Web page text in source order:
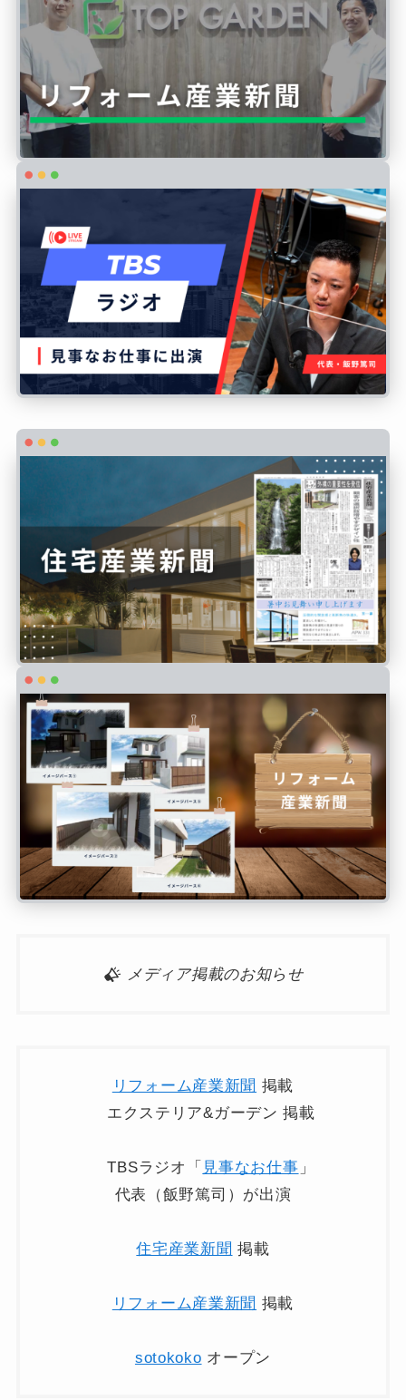
メディア掲載のお知らせ
リフォーム産業新聞 掲載
エクステリア&ガーデン 掲載
TBSラジオ「 見事なお仕事 」
代表（飯野篤司）が出演
住宅産業新聞 掲載
リフォーム産業新聞 掲載
sotokoko オープン